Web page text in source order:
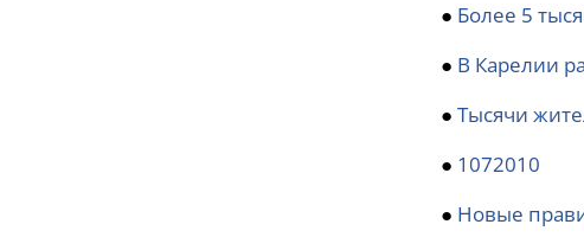
● Более 5
● В Карелии
● Тысячи
● 1072010
● Новые